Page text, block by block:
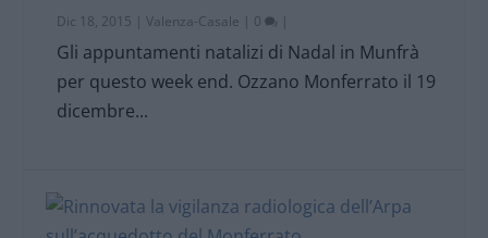
Dic 18, 2015 |Valenza-Casale 0
Gli appuntamenti natalizi di Nadal in Munfrà
per questo week end. Ozzano Monferrato il 19
dicembre...